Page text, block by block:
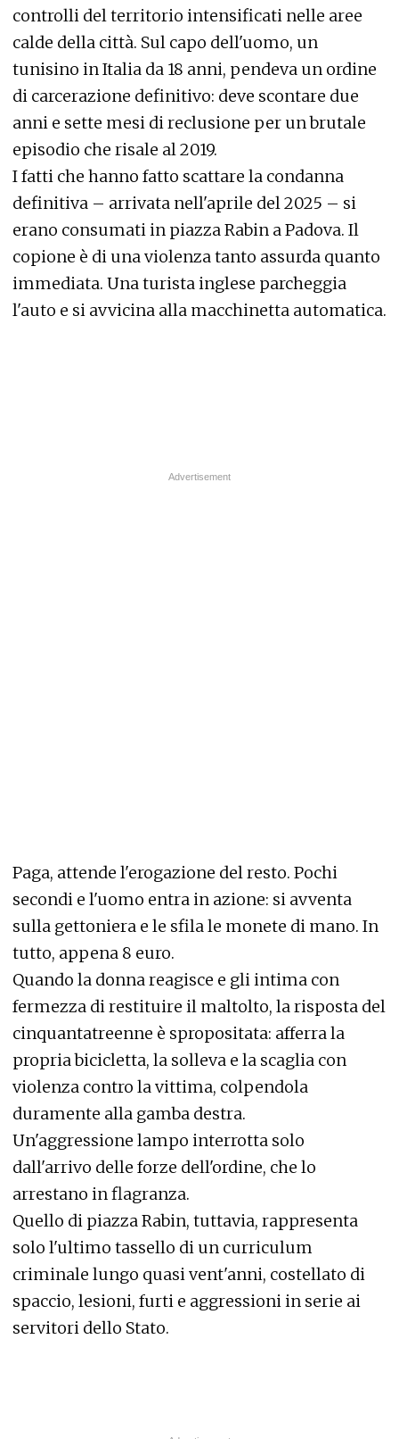
controlli del territorio intensificati nelle aree
calde della città. Sul capo dell'uomo, un
tunisino in Italia da 18 anni, pendeva un ordine
di carcerazione definitivo: deve scontare due
anni e sette mesi di reclusione per un brutale
episodio che risale al 2019.
I fatti che hanno fatto scattare la condanna
definitiva – arrivata nell'aprile del 2025 – si
erano consumati in piazza Rabin a Padova. Il
copione è di una violenza tanto assurda quanto
immediata. Una turista inglese parcheggia
l'auto e si avvicina alla macchinetta automatica.
Paga, attende l'erogazione del resto. Pochi
secondi e l'uomo entra in azione: si avventa
sulla gettoniera e le sfila le monete di mano. In
tutto, appena 8 euro.
Quando la donna reagisce e gli intima con
fermezza di restituire il maltolto, la risposta del
cinquantatreenne è spropositata: afferra la
propria bicicletta, la solleva e la scaglia con
violenza contro la vittima, colpendola
duramente alla gamba destra.
Un'aggressione lampo interrotta solo
dall'arrivo delle forze dell'ordine, che lo
arrestano in flagranza.
Quello di piazza Rabin, tuttavia, rappresenta
solo l'ultimo tassello di un curriculum
criminale lungo quasi vent'anni, costellato di
spaccio, lesioni, furti e aggressioni in serie ai
servitori dello Stato.